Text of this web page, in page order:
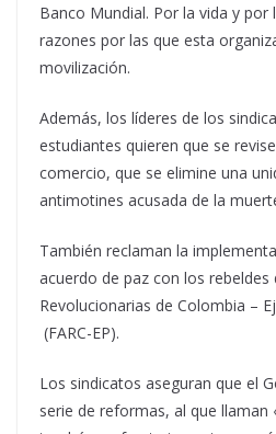
Banco Mundial. Por la vida y por
razones por las que esta
movilización.
Además, los líderes de los
estudiantes quieren que se
comercio, que se elimine una
antimotines acusada de la
También reclaman la
acuerdo de paz con los rebeldes
Revolucionarias de Colombia –
(FARC-EP).
Los sindicatos aseguran que el
serie de reformas, al que llaman